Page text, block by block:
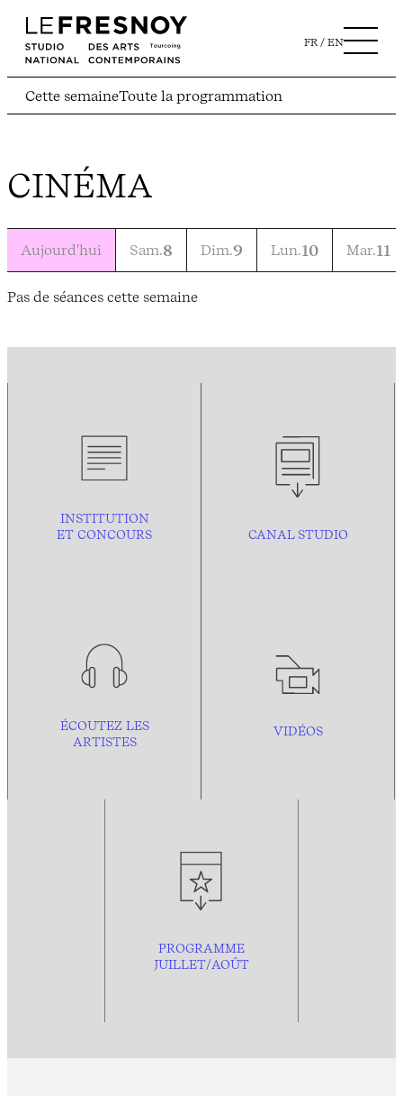
FR EN
Cette semaineToute la programmation
CINÉMA
Aujourd'hui Sam.8 Dim.9 Lun.10 Mar.11
Pas de séances cette semaine
INSTITUTION
ET CONCOURS
CANAL STUDIO
ÉCOUTEZ LES
ARTISTES
VIDÉOS
PROGRAMME
JUILLET/AOÛT